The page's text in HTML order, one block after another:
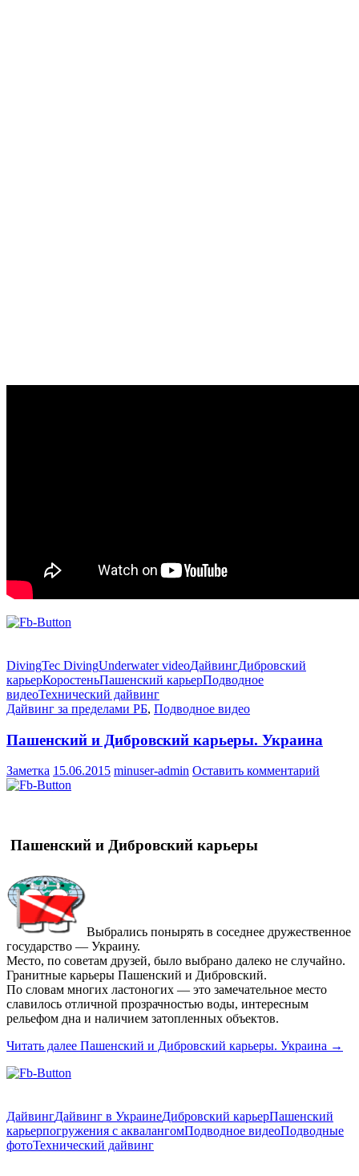
DivingTec DivingUnderwater videoДайвингДибровский
карьерКоростеньПашенский карьерПодводное
видеоТехнический дайвинг
Дайвинг за пределами РБ, Подводное видео
Пашенский и Дибровский карьеры. Украина
Заметка 15.06.2015 minuser-admin Оставить комментарий
Пашенский и Дибровский карьеры
Выбрались понырять в соседнее дружественное
государство — Украину.
Место, по советам друзей, было выбрано далеко не случайно.
Гранитные карьеры Пашенский и Дибровский.
По словам многих ластоногих — это замечательное место
славилось отличной прозрачностью воды, интересным
рельефом дна и наличием затопленных объектов.
Читать далее Пашенский и Дибровский карьеры. Украина →
ДайвингДайвинг в УкраинеДибровский карьерПашенский
карьерпогружения с аквалангомПодводное видеоПодводные
фотоТехнический дайвинг